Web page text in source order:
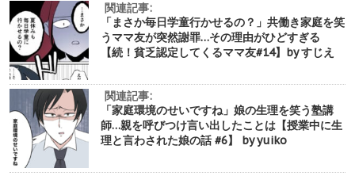
関連記事:
「まさか毎日学童行かせるの？」共働き家庭を笑
うママ友が突然謝罪…その理由がひどすぎる
【続！貧乏認定してくるママ友#14】by すじえ
関連記事:
「家庭環境のせいですね」娘の生理を笑う塾講
師…親を呼びつけ言い出したことは【授業中に生
理と言わされた娘の話 #6】 by yuiko